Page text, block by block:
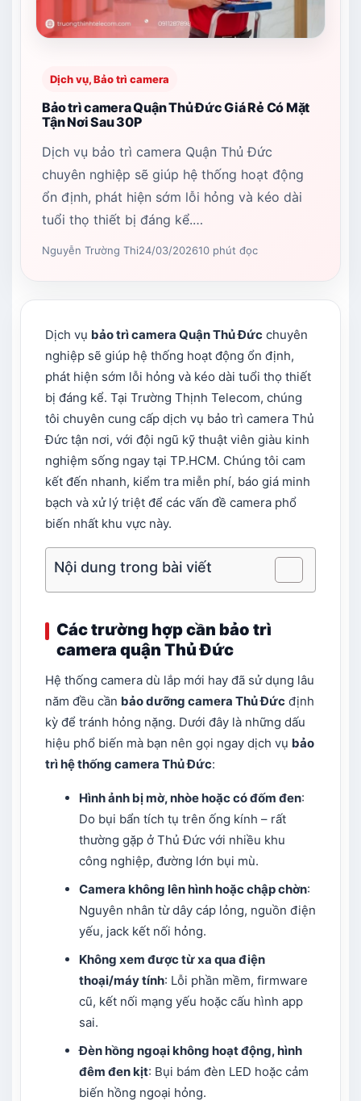
Dịch vụ, Bảo trì camera
Bảo trì camera Quận Thủ Đức Giá Rẻ Có Mặt
Tận Nơi Sau 30P
Dịch vụ bảo trì camera Quận Thủ Đức
chuyên nghiệp sẽ giúp hệ thống hoạt động
ổn định, phát hiện sớm lỗi hỏng và kéo dài
tuổi thọ thiết bị đáng kể.…
Nguyễn Trường Thi24/03/202610 phút đọc
Dịch vụ bảo trì camera Quận Thủ Đức chuyên
nghiệp sẽ giúp hệ thống hoạt động ổn định,
phát hiện sớm lỗi hỏng và kéo dài tuổi thọ thiết
bị đáng kể. Tại Trường Thịnh Telecom, chúng
tôi chuyên cung cấp dịch vụ bảo trì camera Thủ
Đức tận nơi, với đội ngũ kỹ thuật viên giàu kinh
nghiệm sống ngay tại TP.HCM. Chúng tôi cam
kết đến nhanh, kiểm tra miễn phí, báo giá minh
bạch và xử lý triệt để các vấn đề camera phổ
biến nhất khu vực này.
Nội dung trong bài viết
Các trường hợp cần bảo trì
camera quận Thủ Đức
Hệ thống camera dù lắp mới hay đã sử dụng lâu
năm đều cần bảo dưỡng camera Thủ Đức định
kỳ để tránh hỏng nặng. Dưới đây là những dấu
hiệu phổ biến mà bạn nên gọi ngay dịch vụ bảo
trì hệ thống camera Thủ Đức:
Hình ảnh bị mờ, nhòe hoặc có đốm đen:
Do bụi bẩn tích tụ trên ống kính – rất
thường gặp ở Thủ Đức với nhiều khu
công nghiệp, đường lớn bụi mù.
Camera không lên hình hoặc chập chờn:
Nguyên nhân từ dây cáp lỏng, nguồn điện
yếu, jack kết nối hỏng.
Không xem được từ xa qua điện
thoại/máy tính: Lỗi phần mềm, firmware
cũ, kết nối mạng yếu hoặc cấu hình app
sai.
Đèn hồng ngoại không hoạt động, hình
đêm đen kịt: Bụi bám đèn LED hoặc cảm
biến hồng ngoại hỏng.